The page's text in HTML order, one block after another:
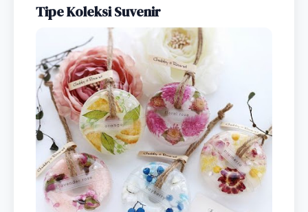
Tipe Koleksi Suvenir